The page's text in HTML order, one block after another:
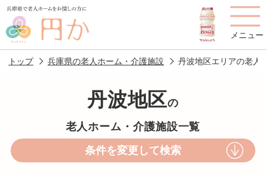
メニュー
老人ホームを
円かについて 費用について
トップ 兵庫県の老人ホーム・介護施設 丹波地区エリアの老人
丹波地区の
老人ホーム・介護施設一覧
条件を変更して検索